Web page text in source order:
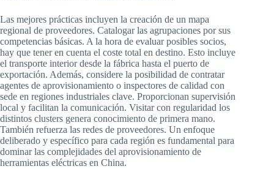
Las mejores prácticas incluyen la creación de un mapa
regional de proveedores. Catalogar las agrupaciones por sus
competencias básicas. A la hora de evaluar posibles socios,
hay que tener en cuenta el coste total en destino. Esto incluye
el transporte interior desde la fábrica hasta el puerto de
exportación. Además, considere la posibilidad de contratar
agentes de aprovisionamiento o inspectores de calidad con
sede en regiones industriales clave. Proporcionan supervisión
local y facilitan la comunicación. Visitar con regularidad los
distintos clusters genera conocimiento de primera mano.
También refuerza las redes de proveedores. Un enfoque
deliberado y específico para cada región es fundamental para
dominar las complejidades del aprovisionamiento de
herramientas eléctricas en China.